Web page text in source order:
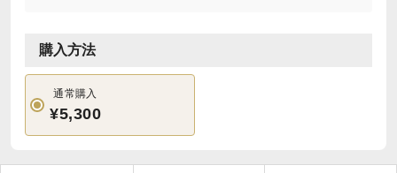
購入方法
通常購入
¥5,300